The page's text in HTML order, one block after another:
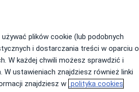
Ndz,
9 Sie
Pon,
10 Sie
Wt,
11 Sie
plików cookie (lub podobnych
i dostarczania treści w oparciu o
W każdej chwili możesz sprawdzić i
ustawieniach znajdziesz również linki
znajdziesz w polityka cookies